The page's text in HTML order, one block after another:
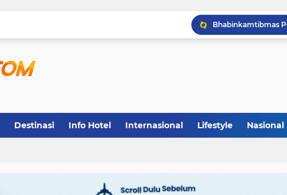
Destinasi Info Hotel Internasional Lifestyle Nasional